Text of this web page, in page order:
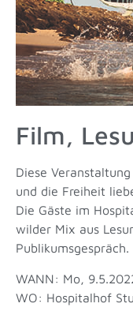
Film,
Diese
und die Freiheit
Die Gäste im
wilder Mix aus
Publikumsgespräch.
WANN: Mo,
WO: Hospitalhof